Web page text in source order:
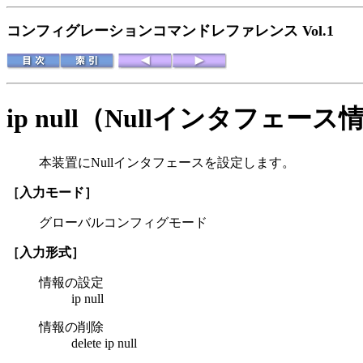
コンフィグレーションコマンドレファレンス Vol.1
ip null（Nullインタフェース
本装置にNullインタフェースを設定します。
［入力モード］
グローバルコンフィグモード
［入力形式］
情報の設定
ip null
情報の削除
delete ip null